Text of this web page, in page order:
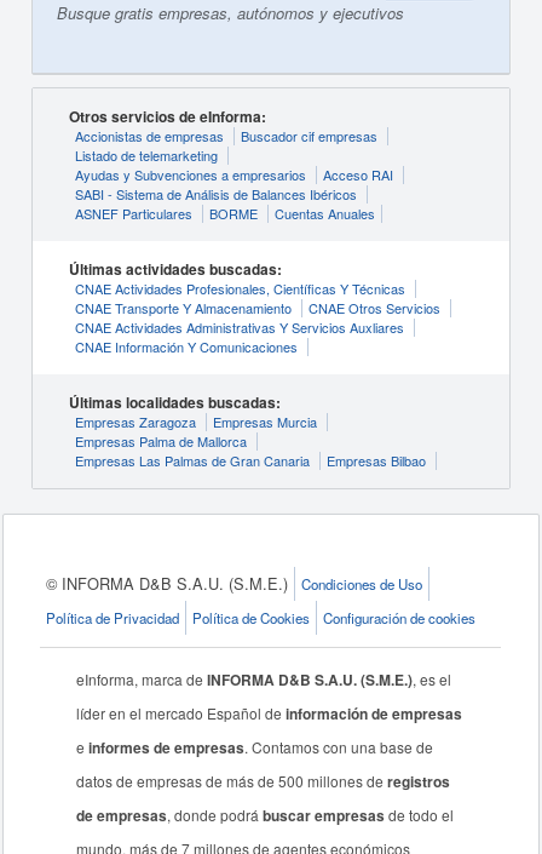
Busque gratis empresas, autónomos y ejecutivos
Otros servicios de eInforma:
Accionistas de empresas
Buscador cif empresas
Listado de telemarketing
Ayudas y Subvenciones a empresarios
Acceso RAI
SABI - Sistema de Análisis de Balances Ibéricos
ASNEF Particulares
BORME Cuentas Anuales
Últimas actividades buscadas:
CNAE Actividades Profesionales, Científicas Y Técnicas
CNAE Transporte Y Almacenamiento
CNAE Otros Servicios
CNAE Actividades Administrativas Y Servicios Auxliares
CNAE Información Y Comunicaciones
Últimas localidades buscadas:
Empresas Zaragoza
Empresas Murcia
Empresas Palma de Mallorca
Empresas Las Palmas de Gran Canaria
Empresas Bilbao
© INFORMA D&B S.A.U. (S.M.E.)
Condiciones de Uso
Política de Privacidad
Política de Cookies Configuración de cookies
eInforma, marca deINFORMA D&B S.A.U. (S.M.E.), es el
líder en el mercado Español deinformación de empresas
einformes de empresas. Contamos con una base de
datos de empresas de más de 500 millones deregistros
de empresas, donde podrábuscar empresas de todo el
mundo, más de 7 millones de agentes económicos